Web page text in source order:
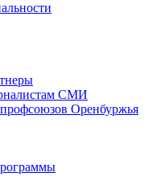
СМИ
Оренбуржья